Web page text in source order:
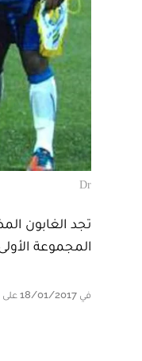
Dr
تجد الغابون
المجموعة الأولى في أمم
في 18/01/2017 على الساعة 09:00